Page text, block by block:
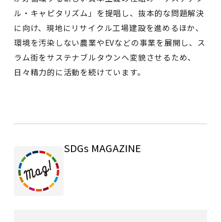
ル・キャピタリズム」を提唱し、抜本的な問題解決
に向け、現地にリサイクル工場建設を進めるほか、
環境を汚染しない農業やEVなどの事業を展開し、ス
ラム街をサステナブルタウンへ変貌させるため、
日々精力的に活動を続けています。
SDGs MAGAZINE